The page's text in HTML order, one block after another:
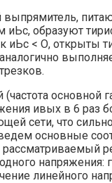
иЬс, образуют
иЬс < О, открыты
(частота основной
ивых в 6 раз
сети, что
основные
рассматриваемый
напряжения:
линейного